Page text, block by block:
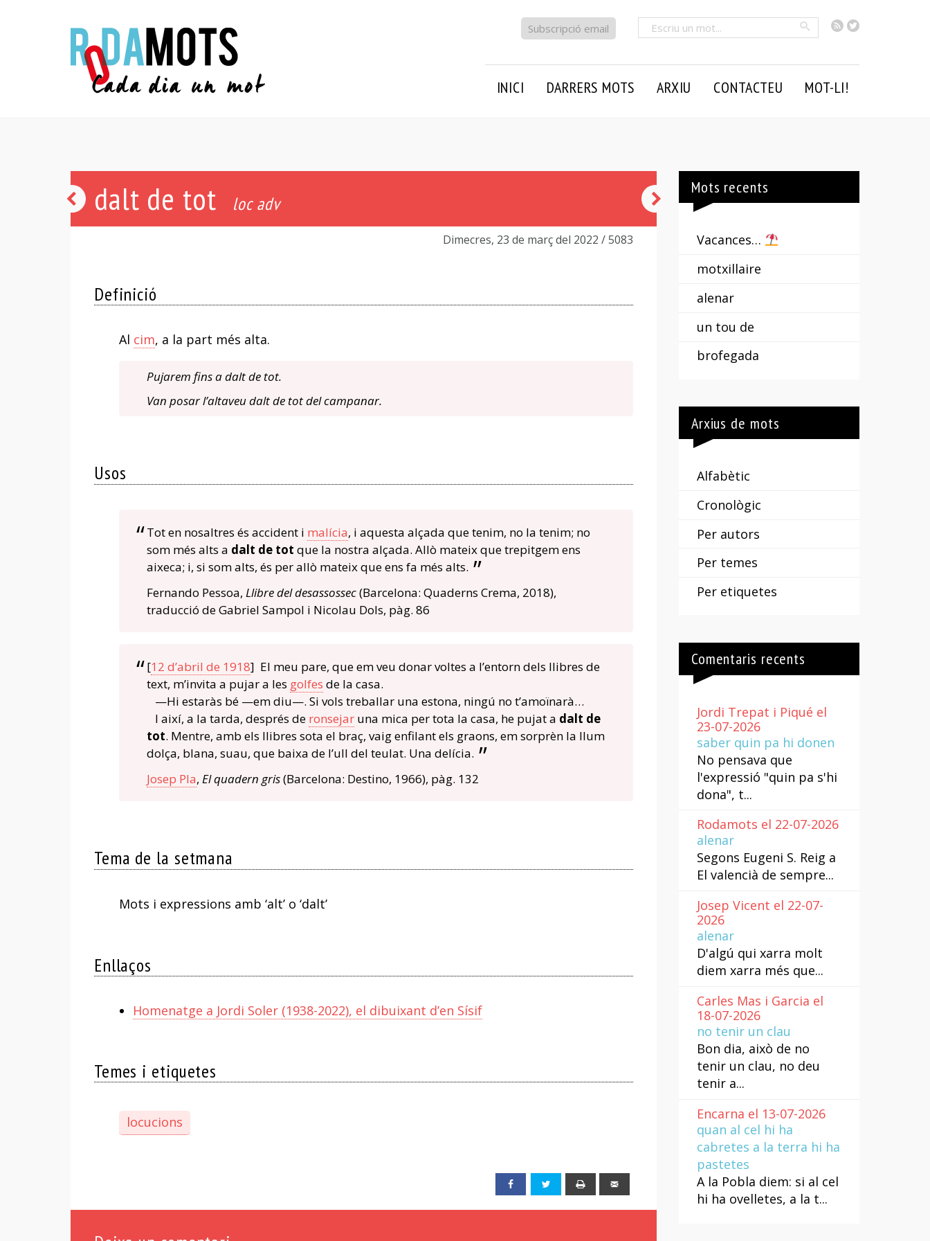
RSSTwitter
Cercar
Subscripció email
INICI DARRERS MOTS ARXIU CONTACTEU MOT-LI!
dalt de tot loc adv
Dimecres, 23 de març del 2022 / 5083
Definició
Al cim, a la part més alta.
Pujarem fins a dalt de tot.
Van posar l’altaveu dalt de tot del campanar.
Usos
Tot en nosaltres és accident i malícia, i aquesta alçada que tenim, no la tenim; no
som més alts a dalt de tot que la nostra alçada. Allò mateix que trepitgem ens
aixeca; i, si som alts, és per allò mateix que ens fa més alts.
Fernando Pessoa, Llibre del desassossec(Barcelona: Quaderns Crema, 2018),
traducció de Gabriel Sampol i Nicolau Dols, pàg. 86
[12 d’abril de 1918] El meu pare, que em veu donar voltes a l’entorn dels llibres de
text, m’invita a pujar a les golfes de la casa.
—Hi estaràs bé —em diu—. Si vols treballar una estona, ningú no t’amoïnarà…
I així, a la tarda, després de ronsejaruna mica per tota la casa, he pujat a dalt de
tot. Mentre, amb els llibres sota el braç, vaig enfilant els graons, em sorprèn la llum
dolça, blana, suau, que baixa de l’ull del teulat. Una delícia.
Josep Pla, El quadern gris(Barcelona: Destino, 1966), pàg. 132
Tema de la setmana
Mots i expressions amb ‘alt’ o ‘dalt’
Enllaços
Homenatge a Jordi Soler (1938-2022), el dibuixant d’en Sísif
Temes i etiquetes
locucions
Facebook Twitter
picar
alt
Mots recents
Vacances…
motxillaire
alenar
un tou de
brofegada
Arxius de mots
Alfabètic
Cronològic
Per autors
Per temes
Per etiquetes
Comentaris recents
Jordi Trepat i Piqué el
23-07-2026
saber quin pa hi donen
No pensava que
l'expressió "quin pa s'hi
dona", t...
Rodamots el 22-07-2026
alenar
Segons Eugeni S. Reig a
El valencià de sempre...
Josep Vicent el 22-07-
2026
alenar
D'algú qui xarra molt
diem xarra més que...
Carles Mas i Garcia el
18-07-2026
no tenir un clau
Bon dia, això de no
tenir un clau, no deu
tenir a...
Encarna el 13-07-2026
quan al cel hi ha
cabretes a la terra hi ha
pastetes
A la Pobla diem: si al cel
hi ha ovelletes, a la t...